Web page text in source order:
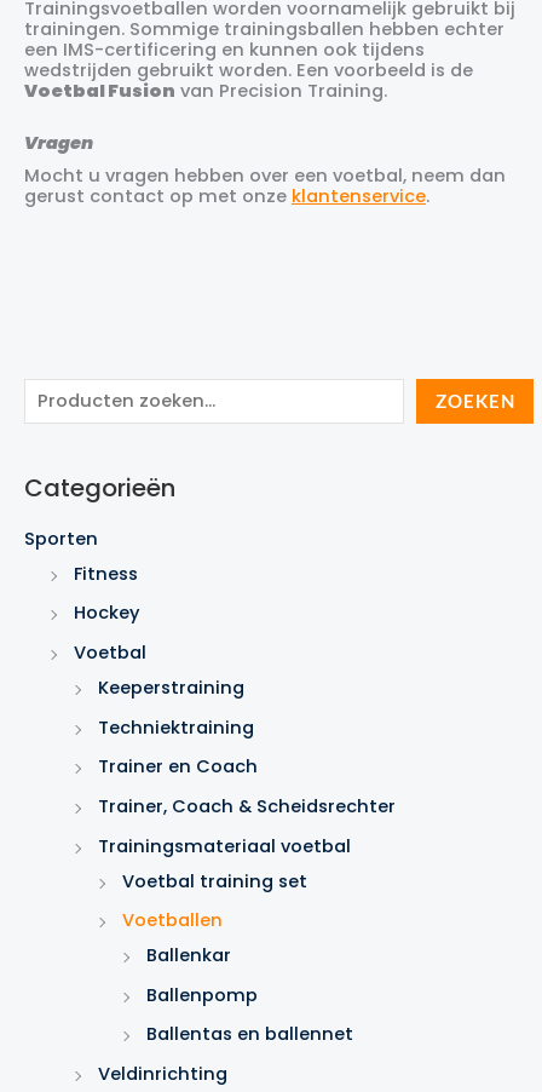
o
k
e
ZOEKEN
Categorieën
Sporten
Fitness
Hockey
Voetbal
Keeperstraining
Techniektraining
Trainer en Coach
Trainer, Coach & Scheidsrechter
Trainingsmateriaal voetbal
Voetbal training set
Voetballen
Ballenkar
Ballenpomp
Ballentas en ballennet
Veldinrichting
Trainingsvoetballen worden voornamelijk gebruikt bij
trainingen. Sommige trainingsballen hebben echter
een IMS-certificering en kunnen ook tijdens
wedstrijden gebruikt worden. Een voorbeeld is de
Voetbal Fusion van Precision Training.
Vragen
Mocht u vragen hebben over een voetbal, neem dan
gerust contact op met onze klantenservice.